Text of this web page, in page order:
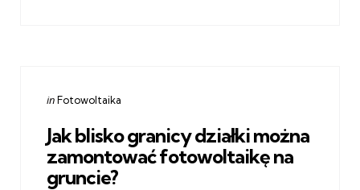
Categories
Posted
inFotowoltaika
Jak blisko granicy działki można
zamontować fotowoltaikę na
gruncie?